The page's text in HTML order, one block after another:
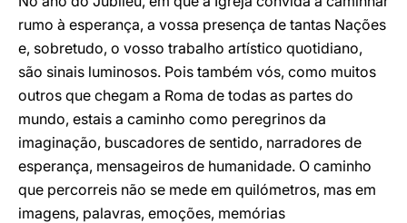
rumo à esperança, a vossa presença de tantas Nações
e, sobretudo, o vosso trabalho artístico quotidiano,
são sinais luminosos. Pois também vós, como muitos
outros que chegam a Roma de todas as partes do
mundo, estais a caminho como peregrinos da
imaginação, buscadores de sentido, narradores de
esperança, mensageiros de humanidade. O caminho
que percorreis não se mede em quilómetros, mas em
imagens, palavras, emoções, memórias